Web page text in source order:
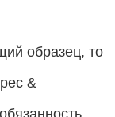
образец, то
&